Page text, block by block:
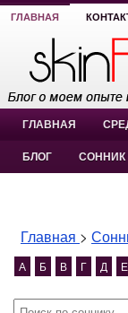
ГЛАВНАЯ
ГЛАВНАЯ
БЛОГ СОННИК
Главная >
А Б В Г Д Е